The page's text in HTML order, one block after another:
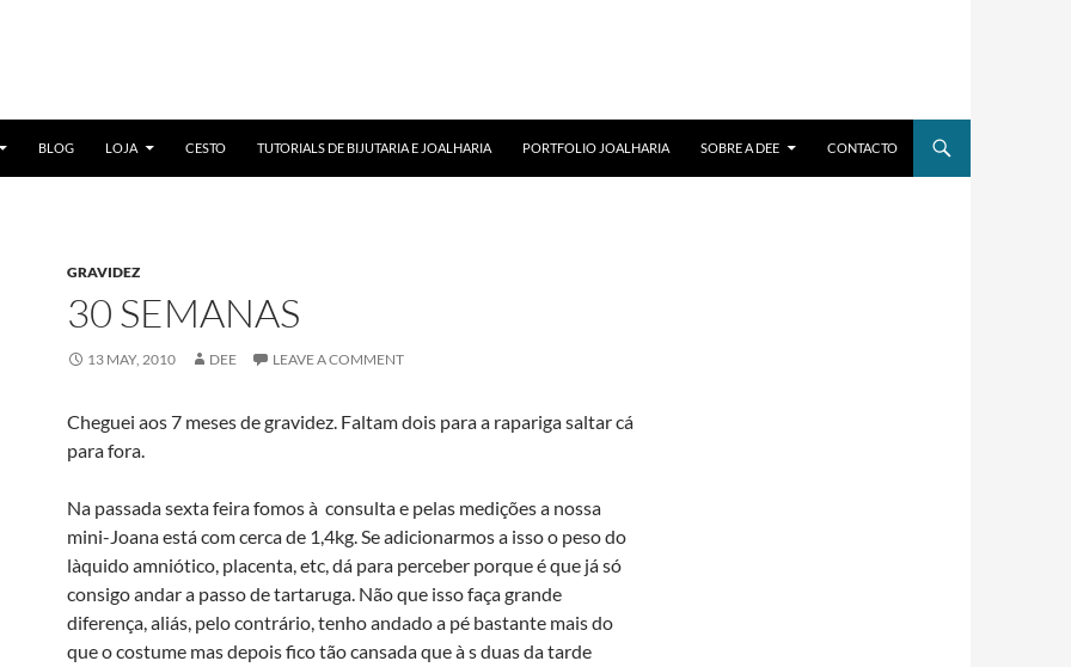
BLOG LOJA CESTO TUTORIALS DE BIJUTARIA E JOALHARIA PORTFOLIO JOALHARIA SOBRE A DEE CONTACTO
GRAVIDEZ
30 SEMANAS
13 MAY, 2010 DEE LEAVE A COMMENT
Cheguei aos 7 meses de gravidez. Faltam dois para a rapariga saltar cá
para fora.
Na passada sexta feira fomos à consulta e pelas medições a nossa
mini-Joana está com cerca de 1,4kg. Se adicionarmos a isso o peso do
là­quido amniótico, placenta, etc, dá para perceber porque é que já só
consigo andar a passo de tartaruga. Não que isso faça grande
diferença, aliás, pelo contrário, tenho andado a pé bastante mais do
que o costume mas depois fico tão cansada que à s duas da tarde